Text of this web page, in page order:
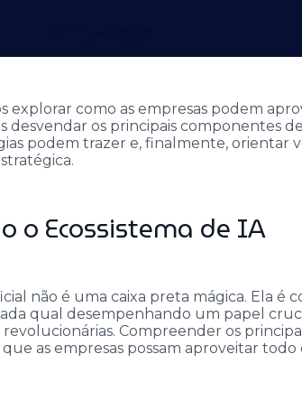
explorar como as empresas podem
desvendar os principais componentes
podem trazer e, finalmente, orientar
o Ecossistema de IA
não é uma caixa preta mágica. Ela é
qual desempenhando um papel
revolucionárias. Compreender os
as empresas possam aproveitar todo